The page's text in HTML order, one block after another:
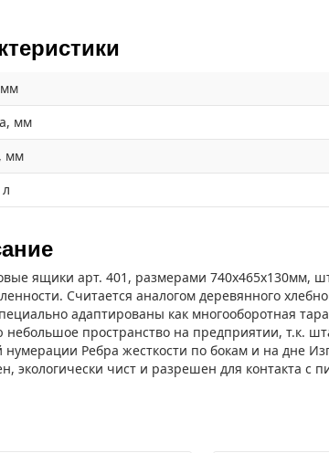
мм
мм
ящики арт. 401, размерами 740х465х130мм,
Считается аналогом деревянного
адаптированы как многооборотная
пространство на предприятии, т.к.
нумерации Ребра жесткости по бокам и на дне
экологически чист и разрешен для контакта с